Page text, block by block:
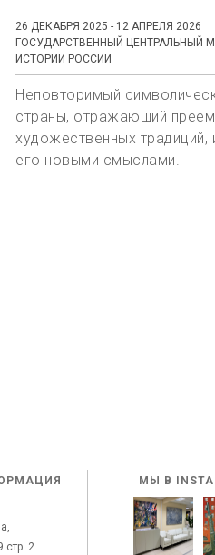
26 ДЕКАБРЯ 2025 - 12 АПРЕЛЯ 2026
ГОСУДАРСТВЕННЫЙ ЦЕНТРАЛЬНЫЙ
ИСТОРИИ РОССИИ
Неповторимый
страны, отражающий
художественных традиций,
его новыми смыслами.
стр. 2
МЫ В